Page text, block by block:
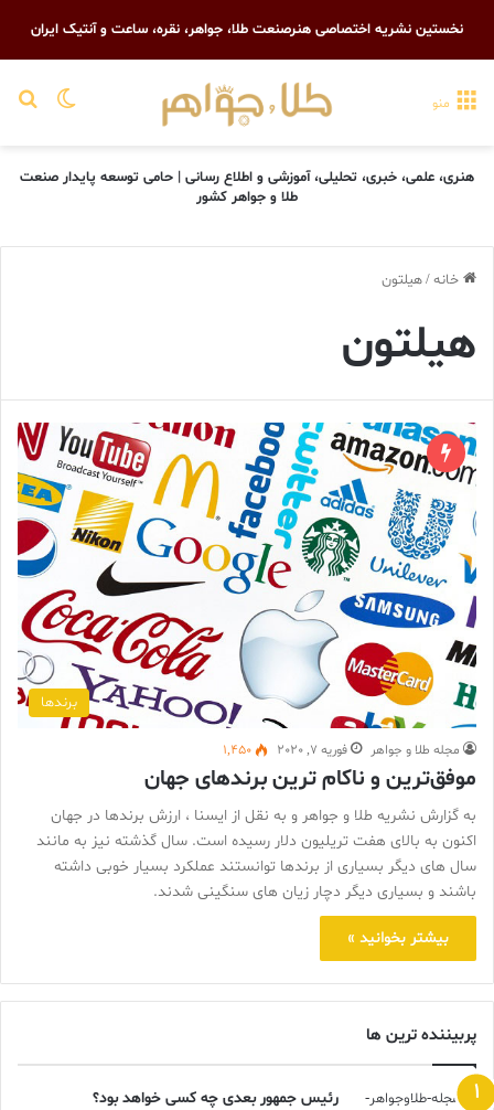
نخستین نشریه اختصاصی هنرصنعت طلا، جواهر، نقره، ساعت و آنتیک ایران
تغییر منو
هنری، علمی، خبری، تحلیلی، آموزشی و اطلاع رسانی | حامی توسعه پایدار صنعت
طلا و جواهر کشور
خانه/هیلتون
هیلتون
برندها
مجله طلا و جواهر فوریه 7, 2020 1,450
موفق‌ترین و ناکام ترین برندهای جهان
به گزارش نشریه طلا و جواهر و به نقل از ایسنا ، ارزش برندها در جهان
اکنون به بالای هفت تریلیون دلار رسیده است. سال گذشته نیز به مانند
سال های دیگر بسیاری از برندها توانستند عملکرد بسیار خوبی داشته
باشند و بسیاری دیگر دچار زیان های سنگینی شدند.
بیشتر بخوانید »
پربیننده ترین ها
رئیس جمهور بعدی چه کسی خواهد بود؟